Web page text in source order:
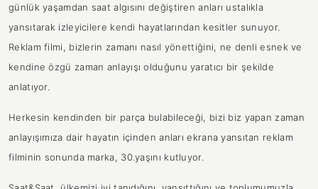
günlük yaşamdan saat algısını değiştiren anları ustalıkla
yansıtarak izleyicilere kendi hayatlarından kesitler sunuyor.
Reklam filmi, bizlerin zamanı nasıl yönettiğini, ne denli esnek ve
kendine özgü zaman anlayışı olduğunu yaratıcı bir şekilde
anlatıyor.
Herkesin kendinden bir parça bulabileceği, bizi biz yapan zaman
anlayışımıza dair hayatın içinden anları ekrana yansıtan reklam
filminin sonunda marka, 30.yaşını kutluyor.